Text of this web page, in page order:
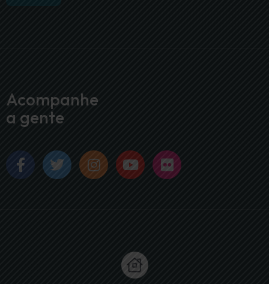
Acompanhe
a gente